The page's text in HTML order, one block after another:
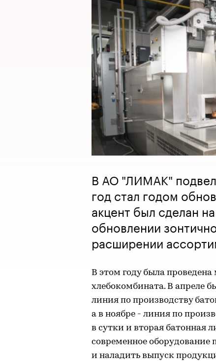
В АО "ЛИМАК"
год стал годом
акцент был сделан
обновлении
расширении
В этом году была
хлебокомбината. В апреле
линия по производству
а в ноябре - линия по
в сутки и вторая батонная
современное
и наладить выпуск